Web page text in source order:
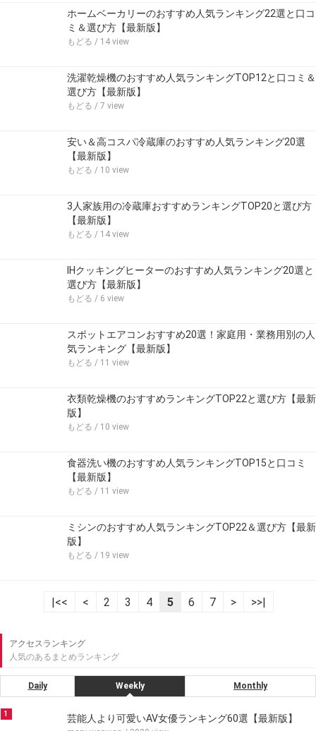
ホームベーカリーのおすすめ人気ランキング22選と口コ
ミ＆選び方【最新版】
もどる / 14 view
洗濯乾燥機のおすすめ人気ランキングTOP12と口コミ＆
選び方【最新版】
もどる / 7 view
安い＆高コスパ冷蔵庫のおすすめ人気ランキング20選
【最新版】
もどる / 10 view
3人家族用の冷蔵庫おすすめランキングTOP20と選び方
【最新版】
もどる / 14 view
IHクッキングヒーターのおすすめ人気ランキング20選と
選び方【最新版】
もどる / 6 view
スポットエアコンおすすめ20選！家庭用・業務用別の人
気ランキング【最新版】
もどる / 11 view
衣類乾燥機のおすすめランキングTOP22と選び方【最新
版】
もどる / 10 view
食器洗い機のおすすめ人気ランキングTOP15と口コミ
【最新版】
もどる / 11 view
ミシンのおすすめ人気ランキングTOP22＆選び方【最新
版】
もどる / 19 view
|<< < 2 3 4 5 6 7 > >>|
アクセスランキング
人気のあるまとめランキング
Daily Weekly Monthly
1 芸能人より可愛いAV女優ランキング60選【最新版】